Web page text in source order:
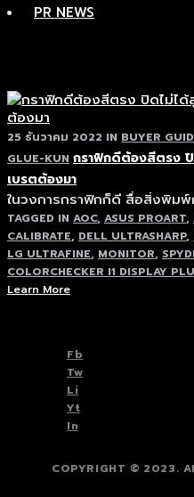
PR NEWS
25 ธันวาคม 2022 IN BUYER
GLUE-KUN กราฟิกดีต้องสีตรง ปิ
เบรตต้องมา
ในวงการกราฟิกก็ดี สื่อสิ่งพิม
TAGGED IN AOC, ASUS PROART,
CALIBRATE, DELL ULTRASHARP,
LG ULTRAFINE, MONITOR,
COLORCHECKER I1 DISPLAY
Learn More
Fb
Tw
Li
Yt
In
COPYRIGHT © 2023.